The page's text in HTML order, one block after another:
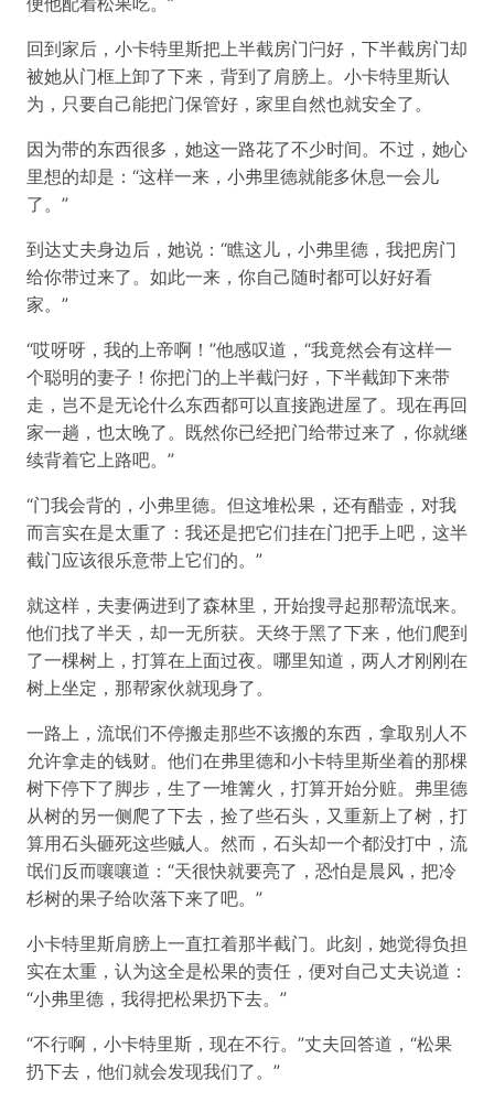
回到家后，小卡特里斯把上半截房门闩好，下半截房门却
被她从门框上卸了下来，背到了肩膀上。小卡特里斯认
为，只要自己能把门保管好，家里自然也就安全了。
因为带的东西很多，她这一路花了不少时间。不过，她心
里想的却是：“这样一来，小弗里德就能多休息一会儿
了。”
到达丈夫身边后，她说：“瞧这儿，小弗里德，我把房门
给你带过来了。如此一来，你自己随时都可以好好看
家。”
“哎呀呀，我的上帝啊！”他感叹道，“我竟然会有这样一
个聪明的妻子！你把门的上半截闩好，下半截卸下来带
走，岂不是无论什么东西都可以直接跑进屋了。现在再回
家一趟，也太晚了。既然你已经把门给带过来了，你就继
续背着它上路吧。”
“门我会背的，小弗里德。但这堆松果，还有醋壶，对我
而言实在是太重了：我还是把它们挂在门把手上吧，这半
截门应该很乐意带上它们的。”
就这样，夫妻俩进到了森林里，开始搜寻起那帮流氓来。
他们找了半天，却一无所获。天终于黑了下来，他们爬到
了一棵树上，打算在上面过夜。哪里知道，两人才刚刚在
树上坐定，那帮家伙就现身了。
一路上，流氓们不停搬走那些不该搬的东西，拿取别人不
允许拿走的钱财。他们在弗里德和小卡特里斯坐着的那棵
树下停下了脚步，生了一堆篝火，打算开始分赃。弗里德
从树的另一侧爬了下去，捡了些石头，又重新上了树，打
算用石头砸死这些贼人。然而，石头却一个都没打中，流
氓们反而嚷嚷道：“天很快就要亮了，恐怕是晨风，把冷
杉树的果子给吹落下来了吧。”
小卡特里斯肩膀上一直扛着那半截门。此刻，她觉得负担
实在太重，认为这全是松果的责任，便对自己丈夫说道：
“小弗里德，我得把松果扔下去。”
“不行啊，小卡特里斯，现在不行。”丈夫回答道，“松果
扔下去，他们就会发现我们了。”